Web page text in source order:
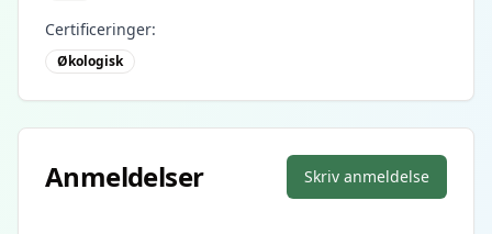
Certificeringer:
Økologisk
Anmeldelser Skriv anmeldelse